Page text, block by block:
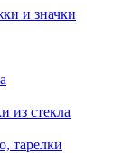
и значки
из стекла
тарелки